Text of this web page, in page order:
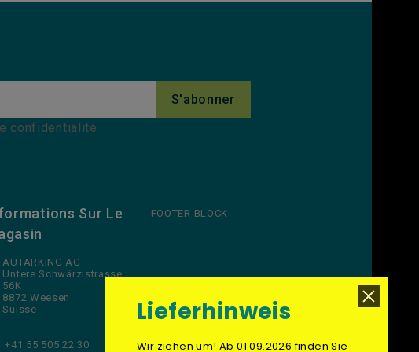
confidentialité
Sur Le
AUTARKING AG
Untere Schwärzistrasse
56K
8872 Weesen
Suisse
+41 55 505 22 30
FOOTER BLOCK
Lieferhinweis
Wir ziehen um! Ab 01.09.2026 finden Sie